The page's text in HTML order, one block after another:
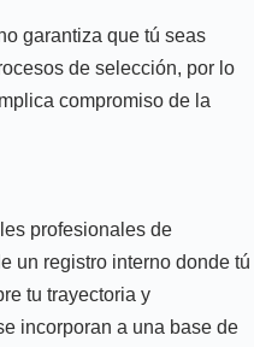
garantiza que tú seas
de selección, por lo
compromiso de la
profesionales de
un registro interno donde tú
tu trayectoria y
incorporan a una base de